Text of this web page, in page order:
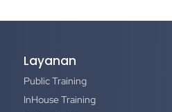
Layanan
Public Training
InHouse Training